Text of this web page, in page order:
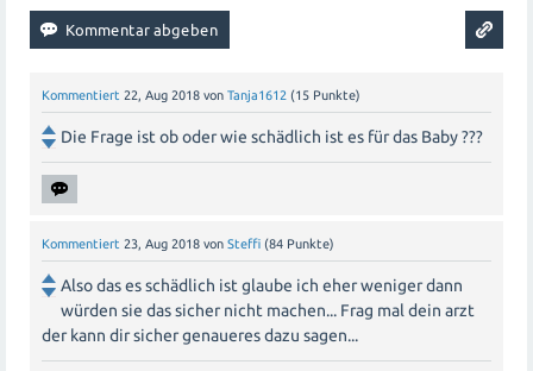
Kommentiert 22, Aug 2018 von Tanja1612 (15 Punkte)
Die Frage ist ob oder wie schädlich ist es für das Baby ???
Kommentiert 23, Aug 2018 von Steffi (84 Punkte)
Also das es schädlich ist glaube ich eher weniger dann
würden sie das sicher nicht machen... Frag mal dein arzt
der kann dir sicher genaueres dazu sagen...